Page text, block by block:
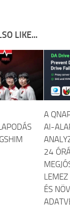
LIKE...
A
AI-
24
ÉS